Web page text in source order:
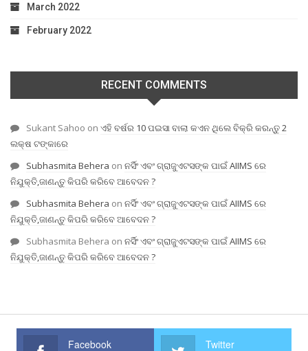
March 2022
February 2022
RECENT COMMENTS
Sukant Sahoo on ଏହି ବର୍ଷର 10 ପଇସା ବାଲା କଏନ ଥିଲେ ବିକ୍ରି କରନ୍ତୁ 2
ଲକ୍ଷ ଟଙ୍କାରେ
Subhasmita Behera on ନର୍ସିଂ ଏବଂ ଗ୍ରାଜୁଏଟସଙ୍କ ପାଇଁ AIIMS ରେ
ନିଯୁକ୍ତି,ଜାଣନ୍ତୁ କିପରି କରିବେ ଆବେଦନ ?
Subhasmita Behera on ନର୍ସିଂ ଏବଂ ଗ୍ରାଜୁଏଟସଙ୍କ ପାଇଁ AIIMS ରେ
ନିଯୁକ୍ତି,ଜାଣନ୍ତୁ କିପରି କରିବେ ଆବେଦନ ?
Subhasmita Behera on ନର୍ସିଂ ଏବଂ ଗ୍ରାଜୁଏଟସଙ୍କ ପାଇଁ AIIMS ରେ
ନିଯୁକ୍ତି,ଜାଣନ୍ତୁ କିପରି କରିବେ ଆବେଦନ ?
Facebook Twitter